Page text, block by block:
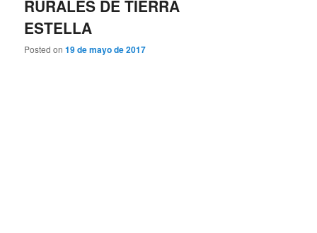
RURALES DE TIERRA
ESTELLA
Posted on19 de mayo de 2017